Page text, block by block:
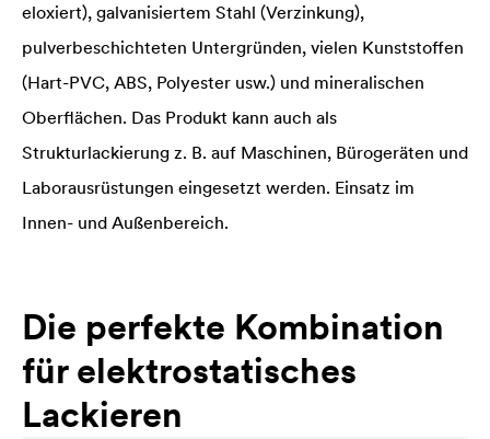
eloxiert), galvanisiertem Stahl (Verzinkung),
pulverbeschichteten Untergründen, vielen Kunststoffen
(Hart-PVC, ABS, Polyester usw.) und mineralischen
Oberflächen. Das Produkt kann auch als
Strukturlackierung z. B. auf Maschinen, Bürogeräten und
Laborausrüstungen eingesetzt werden. Einsatz im
Innen- und Außenbereich.
Die perfekte Kombination
für elektrostatisches
Lackieren